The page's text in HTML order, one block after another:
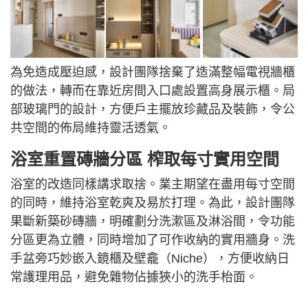
為免造成壓迫感，設計團隊捨棄了造滿整幅電視牆櫃
的做法，轉而在靠近房間入口處設置高身展示櫃。局
部玻璃門的設計，方便戶主擺放珍藏品及裝飾，令公
共空間的佈局維持靈活透氣。
浴室重置磚牆分區 榨取每寸實用空間
浴室的改造同樣講求取捨。業主期望在盡用每寸空間
的同時，維持浴室乾爽及易於打理。為此，設計團隊
果斷新築砂磚牆，明確劃分洗漱區及淋浴間，令功能
分區更為立體，同時增加了可作收納的實用牆身。洗
手盆旁巧妙嵌入鏡櫃及壁龕（Niche），方便收納日
常護理用品，避免雜物佔據狹小的洗手枱面。